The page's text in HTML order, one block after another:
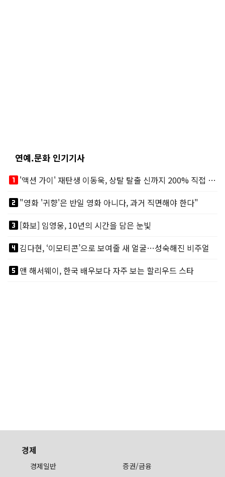
연예.문화 인기기사
looks_one
'액션 가이' 재탄생 이동욱, 상탈 탈출 신까지 200% 직접 소화
looks_two"영화 '귀향'은 반일 영화 아니다, 과거 직면해야 한다"
looks_3[화보] 임영웅, 10년의 시간을 담은 눈빛
looks_4김다현, ‘이모티콘’으로 보여줄 새 얼굴…성숙해진 비주얼
looks_5앤 해서웨이, 한국 배우보다 자주 보는 할리우드 스타
경제
경제일반
증권/금융